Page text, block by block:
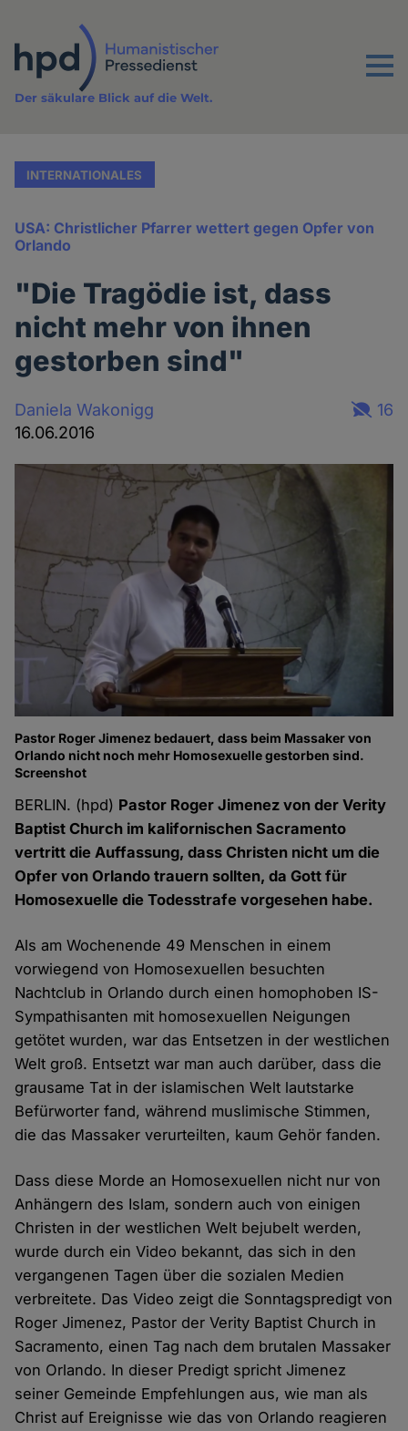
Inhalt
Menu
Der säkulare Blick auf die Welt.
INTERNATIONALES
USA: Christlicher Pfarrer wettert gegen Opfer von
Orlando
"Die Tragödie ist, dass
nicht mehr von ihnen
gestorben sind"
Daniela Wakonigg
16.06.2016
16
Pastor Roger Jimenez bedauert, dass beim Massaker von
Orlando nicht noch mehr Homosexuelle gestorben sind.
Screenshot
BERLIN. (hpd) Pastor Roger Jimenez von der Verity
Baptist Church im kalifornischen Sacramento
vertritt die Auffassung, dass Christen nicht um die
Opfer von Orlando trauern sollten, da Gott für
Homosexuelle die Todesstrafe vorgesehen habe.
Als am Wochenende 49 Menschen in einem
vorwiegend von Homosexuellen besuchten
Nachtclub in Orlando durch einen homophoben IS-
Sympathisanten mit homosexuellen Neigungen
getötet wurden, war das Entsetzen in der westlichen
Welt groß. Entsetzt war man auch darüber, dass die
grausame Tat in der islamischen Welt lautstarke
Befürworter fand, während muslimische Stimmen,
die das Massaker verurteilten, kaum Gehör fanden.
Dass diese Morde an Homosexuellen nicht nur von
Anhängern des Islam, sondern auch von einigen
Christen in der westlichen Welt bejubelt werden,
wurde durch ein Video bekannt, das sich in den
vergangenen Tagen über die sozialen Medien
verbreitete. Das Video zeigt die Sonntagspredigt von
Roger Jimenez, Pastor der Verity Baptist Church in
Sacramento, einen Tag nach dem brutalen Massaker
von Orlando. In dieser Predigt spricht Jimenez
seiner Gemeinde Empfehlungen aus, wie man als
Christ auf Ereignisse wie das von Orlando reagieren